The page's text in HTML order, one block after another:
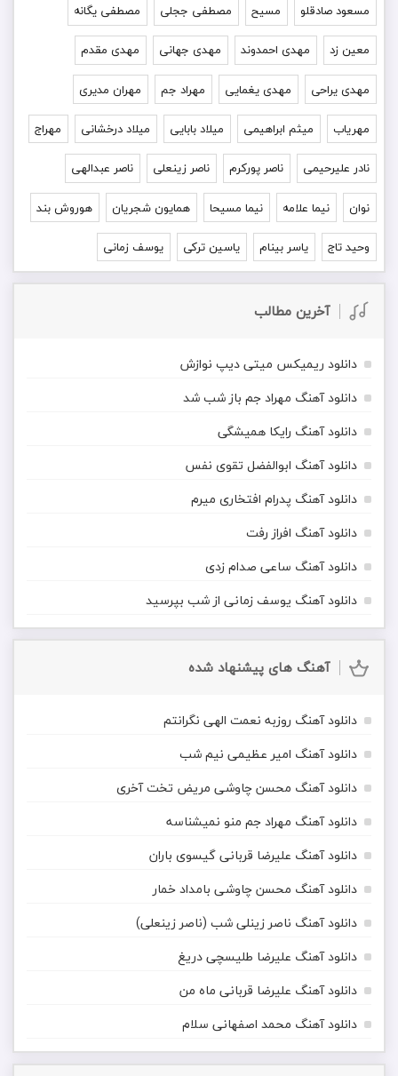
مسعود صادقلو مسیح مصطفی ججلی مصطفی یگانه
معین زد مهدی احمدوند مهدی جهانی مهدی مقدم
مهدی یراحی مهدی یغمایی مهراد جم مهران مدیری
مهریاب میثم ابراهیمی میلاد بابایی میلاد درخشانی مهراج
نادر علیرحیمی ناصر پورکرم ناصر زینعلی ناصر عبدالهی
نوان نیما علامه نیما مسیحا همایون شجریان هوروش بند
وحید تاج یاسر بینام یاسین ترکی یوسف زمانی
آخرین مطالب
دانلود ریمیکس میتی دیپ نوازش
دانلود آهنگ مهراد جم باز شب شد
دانلود آهنگ رایکا همیشگی
دانلود آهنگ ابوالفضل تقوی نفس
دانلود آهنگ پدرام افتخاری میرم
دانلود آهنگ افراز رفت
دانلود آهنگ ساعی صدام زدی
دانلود آهنگ یوسف زمانی از شب بپرسید
آهنگ های پیشنهاد شده
دانلود آهنگ روزبه نعمت الهی نگرانتم
دانلود آهنگ امیر عظیمی نیم شب
دانلود آهنگ محسن چاوشی مریض تخت آخری
دانلود آهنگ مهراد جم منو نمیشناسه
دانلود آهنگ علیرضا قربانی گیسوی باران
دانلود آهنگ محسن چاوشی بامداد خمار
دانلود آهنگ ناصر زینلی شب (ناصر زینعلی)
دانلود آهنگ علیرضا طلیسچی دریغ
دانلود آهنگ علیرضا قربانی ماه من
دانلود آهنگ محمد اصفهانی سلام